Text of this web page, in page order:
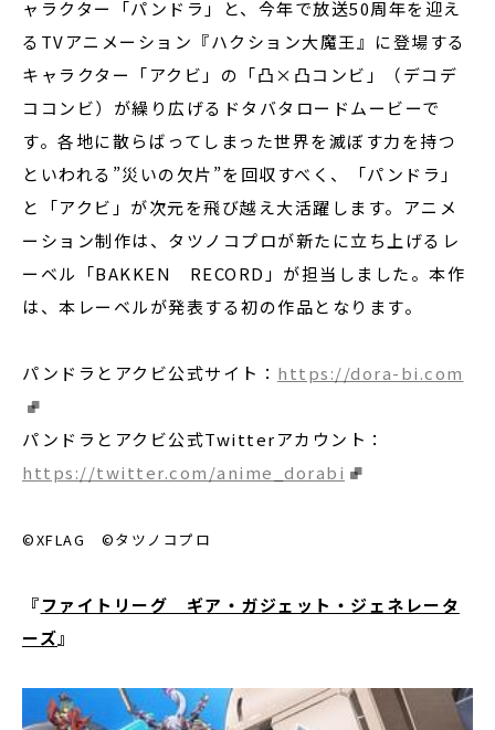
ャラクター「パンドラ」と、今年で放送50周年を迎え
るTVアニメーション『ハクション大魔王』に登場する
キャラクター「アクビ」の「凸×凸コンビ」（デコデ
ココンビ）が繰り広げるドタバタロードムービーで
す。各地に散らばってしまった世界を滅ぼす力を持つ
といわれる”災いの欠片”を回収すべく、「パンドラ」
と「アクビ」が次元を飛び越え大活躍します。アニメ
ーション制作は、タツノコプロが新たに立ち上げるレ
ーベル「BAKKEN RECORD」が担当しました。本作
は、本レーベルが発表する初の作品となります。
パンドラとアクビ公式サイト： https://dora-bi.com
パンドラとアクビ公式Twitterアカウント：
https://twitter.com/anime_dorabi
©XFLAG ©タツノコプロ
『ファイトリーグ ギア・ガジェット・ジェネレータ
ーズ』